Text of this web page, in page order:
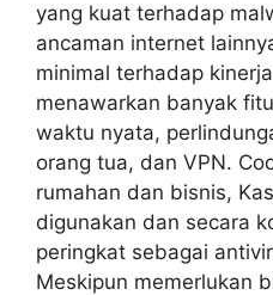
yang kuat terhadap
ancaman internet
minimal terhadap
menawarkan banyak
waktu nyata,
orang tua, dan VPN.
rumahan dan bisnis,
digunakan dan secara
peringkat sebagai
Meskipun memerlukan